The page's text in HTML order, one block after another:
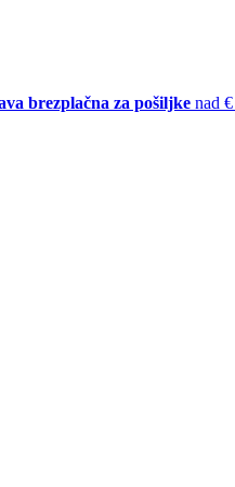
brezplačna za pošiljke nad